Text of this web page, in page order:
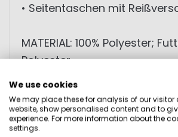
• Seitentaschen mit
MATERIAL: 100% Polyester;
Polyester
GRÖSSEN
We use cookies
We may place these for analysis of our
website, show personalised content and to
experience. For more information about the
settings.